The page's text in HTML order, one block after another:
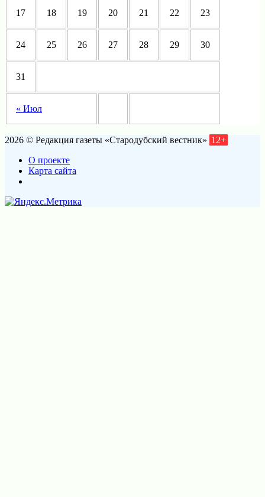
« Июл
17 18 19 20 21 22 23
24 25 26 27 28 29 30
31
2026 © Редакция газеты «Стародубский вестник» 12+
О проекте
Карта сайта